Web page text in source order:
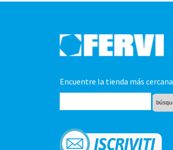
Encuentre la tienda más cercana